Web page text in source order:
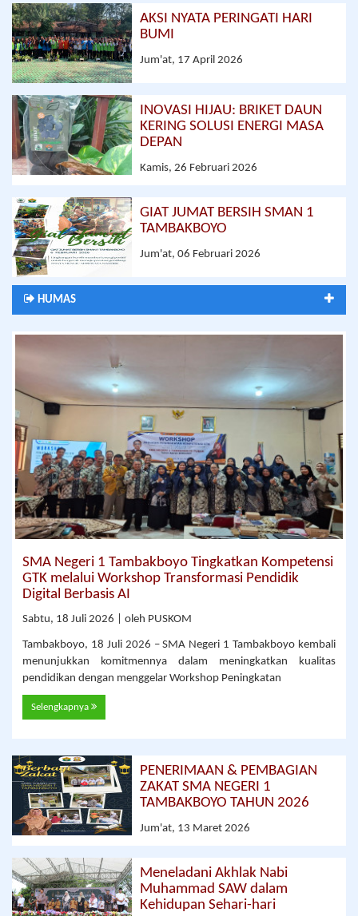
AKSI NYATA PERINGATI HARI
BUMI
Jum'at, 17 April 2026
INOVASI HIJAU: BRIKET DAUN
KERING SOLUSI ENERGI MASA
DEPAN
Kamis, 26 Februari 2026
GIAT JUMAT BERSIH SMAN 1
TAMBAKBOYO
Jum'at, 06 Februari 2026
HUMAS
SMA Negeri 1 Tambakboyo Tingkatkan Kompetensi
GTK melalui Workshop Transformasi Pendidik
Digital Berbasis AI
Sabtu, 18 Juli 2026 | oleh PUSKOM
Tambakboyo, 18 Juli 2026 – SMA Negeri 1 Tambakboyo kembali
menunjukkan komitmennya dalam meningkatkan kualitas
pendidikan dengan menggelar Workshop Peningkatan
Selengkapnya
PENERIMAAN & PEMBAGIAN
ZAKAT SMA NEGERI 1
TAMBAKBOYO TAHUN 2026
Jum'at, 13 Maret 2026
Meneladani Akhlak Nabi
Muhammad SAW dalam
Kehidupan Sehari-hari